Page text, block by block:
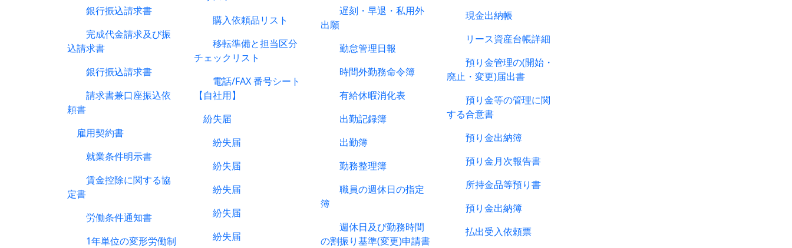
銀行振込請求書
完成代金請求及び振
込請求書
銀行振込請求書
請求書兼口座振込依
頼書
雇用契約書
就業条件明示書
賃金控除に関する協
定書
労働条件通知書
1年単位の変形労働制
購入依頼品リスト
移転準備と担当区分
チェックリスト
電話/FAX 番号シート
【自社用】
紛失届
紛失届
紛失届
紛失届
紛失届
紛失届
遅刻・早退・私用外
出願
勤怠管理日報
時間外勤務命令簿
有給休暇消化表
出勤記録簿
出勤簿
勤務整理簿
職員の週休日の指定
簿
週休日及び勤務時間
の割振り基準(変更)申請書
現金出納帳
リース資産台帳詳細
預り金管理の(開始・
廃止・変更)届出書
預り金等の管理に関
する合意書
預り金出納簿
預り金月次報告書
所持金品等預り書
預り金出納簿
払出受入依頼票